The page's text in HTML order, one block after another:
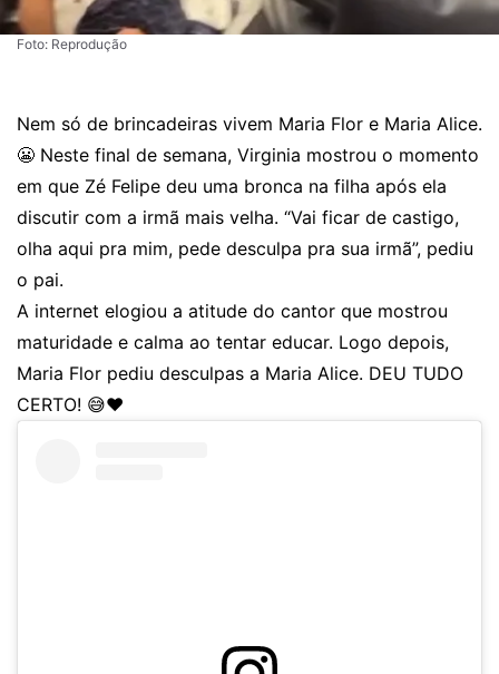
Foto: Reprodução
Nem só de brincadeiras vivem Maria Flor e Maria Alice.
😬 Neste final de semana, Virginia mostrou o momento
em que Zé Felipe deu uma bronca na filha após ela
discutir com a irmã mais velha. “Vai ficar de castigo,
olha aqui pra mim, pede desculpa pra sua irmã”, pediu
o pai.
A internet elogiou a atitude do cantor que mostrou
maturidade e calma ao tentar educar. Logo depois,
Maria Flor pediu desculpas a Maria Alice. DEU TUDO
CERTO! 😅❤️